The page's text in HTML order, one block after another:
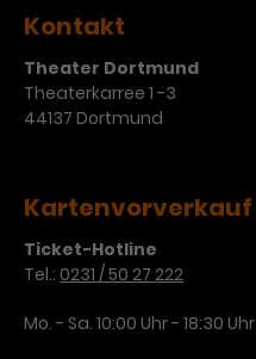
Kontakt
Theater Dortmund
Theaterkarree 1 -3
44137 Dortmund
Kartenvorverkauf
Ticket-Hotline
Tel.: 0231 / 50 27 222
Mo. - Sa. 10:00 Uhr - 18:30 Uhr